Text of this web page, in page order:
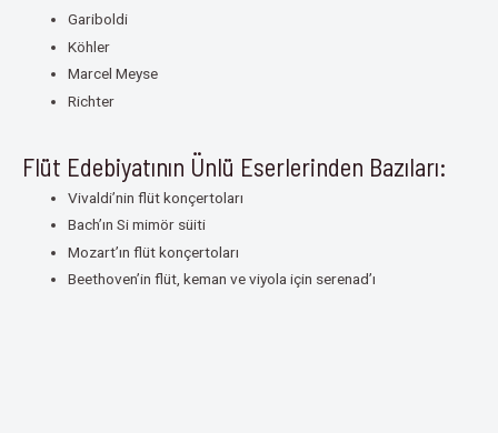
Gariboldi
Köhler
Marcel Meyse
Richter
Flüt Edebiyatının Ünlü Eserlerinden Bazıları:
Vivaldi’nin flüt konçertoları
Bach’ın Si mimör süiti
Mozart’ın flüt konçertoları
Beethoven’in flüt, keman ve viyola için serenad’ı